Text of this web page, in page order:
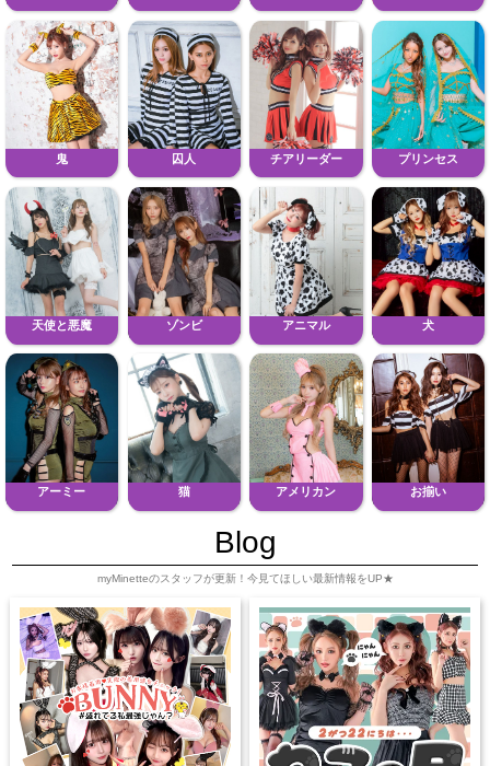
鬼 囚人 チアリーダー プリンセス
天使と悪魔 ゾンビ アニマル 犬
アーミー 猫 アメリカン お揃い
Blog
myMinetteのスタッフが更新！今見てほしい最新情報をUP★